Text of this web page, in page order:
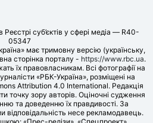
Реєстрі суб’єктів у сфері медіа — R40-
05347
має тримовну версію (українську,
сторінка порталу - https://www.rbc.ua.
їх правовласникам. Всі фотографії на
«РБК-Україна», розміщені на
Attribution 4.0 International. Редакція
точку зору авторів. Оціночні судження
та доведенню їх правдивості. За
відповідальність несе рекламодавець.